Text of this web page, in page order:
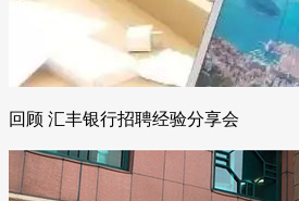
回顾 汇丰银行招聘经验分享会